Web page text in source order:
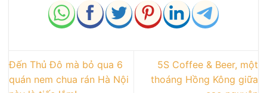
Đến Thủ Đô mà bỏ qua 6
quán nem chua rán Hà Nội
5S Coffee & Beer, một
thoáng Hồng Kông giữa